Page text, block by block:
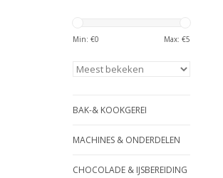
Min: €0 Max: €5
BAK-& KOOKGEREI
MACHINES & ONDERDELEN
CHOCOLADE & IJSBEREIDING